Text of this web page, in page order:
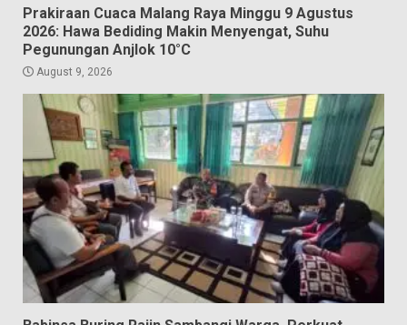
Prakiraan Cuaca Malang Raya Minggu 9 Agustus
2026: Hawa Bediding Makin Menyengat, Suhu
Pegunungan Anjlok 10°C
August 9, 2026